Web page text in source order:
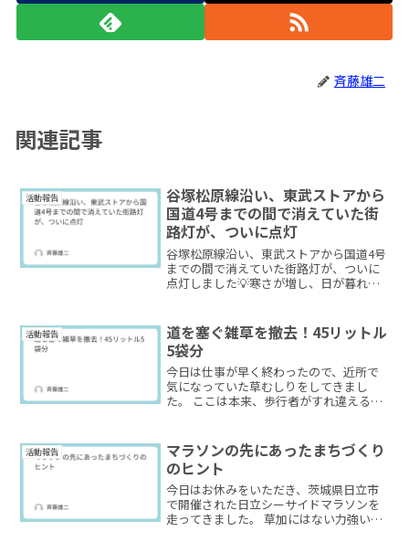
斉藤雄二
関連記事
活動報告
谷塚松原線沿い、東武ストアから
国道4号までの間で消えていた街
路灯が、ついに点灯
谷塚松原線沿い、東武ストアから国道4号
までの間で消えていた街路灯が、ついに
点灯しました💡寒さが増し、日が暮れる
たです。
活動報告
道を塞ぐ雑草を撤去！45リットル
5袋分
今日は仕事が早く終わったので、近所で
気になっていた草むしりをしてきまし
た。 ここは本来、歩行者がすれ違える幅
頼すると時間がかかる場所でもあるた
め、今日は自分でさっと作業...
活動報告
マラソンの先にあったまちづくり
のヒント
今日はお休みをいただき、茨城県日立市
で開催された日立シーサイドマラソンを
走ってきました。 草加にはない力強い坂